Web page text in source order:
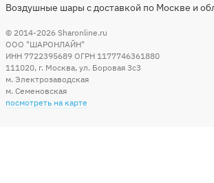
Воздушные шары с доставкой по Москве и
© 2014-2026 Sharonline.ru
ООО "ШАРОНЛАЙН"
ИНН 7722395689 ОГРН 1177746361880
111020, г. Москва, ул. Боровая 3c3
м. Электрозаводская
м. Семеновская
посмотреть на карте